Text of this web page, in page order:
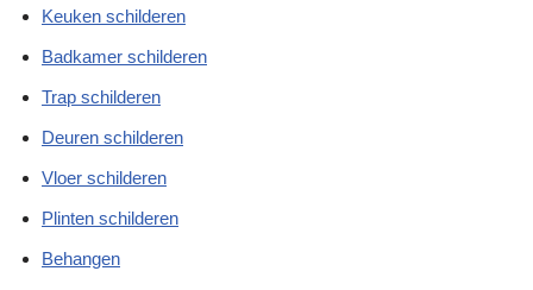
Keuken schilderen
Badkamer schilderen
Trap schilderen
Deuren schilderen
Vloer schilderen
Plinten schilderen
Behangen